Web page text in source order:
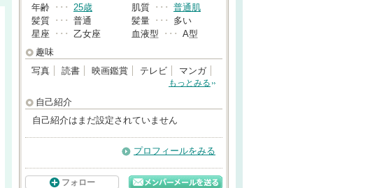
年齢 ･･･ 25歳 肌質 ･･･ 普通肌
髪質 ･･･ 普通 髪量 ･･･
多い
星座 ･･･ 乙女座 血液型 ･･･ A型
趣味
写真
読書 映画鑑賞 テレビ マンガ
もっとみる
自己紹介
自己紹介はまだ設定されていません
プロフィールをみる
フォロー